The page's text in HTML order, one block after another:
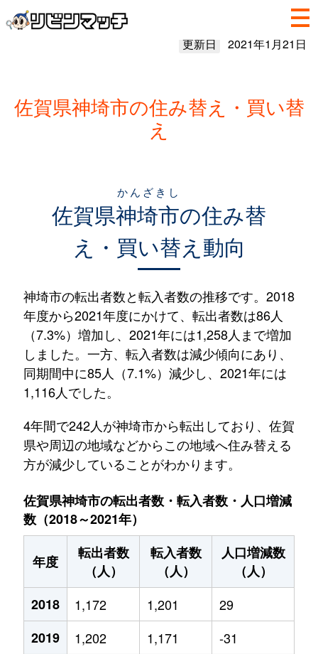
更新日 2021年1月21日
佐賀県神埼市の住み替え・買い替
え
佐賀県神埼市
かんざきし
の住み替
え・買い替え動向
神埼市の転出者数と転入者数の推移です。2018
年度から2021年度にかけて、転出者数は86人
（7.3%）増加し、2021年には1,258人まで増加
しました。一方、転入者数は減少傾向にあり、
同期間中に85人（7.1%）減少し、2021年には
1,116人でした。
4年間で242人が神埼市から転出しており、佐賀
県や周辺の地域などからこの地域へ住み替える
方が減少していることがわかります。
佐賀県神埼市の転出者数・転入者数・人口増減
数（2018～2021年）
年度
転出者数
（人）
転入者数
（人）
人口増減数
（人）
2018
1,172 1,201
29
2019
1,202 1,171
-31